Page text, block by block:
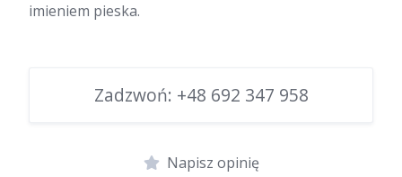
imieniem pieska.
Zadzwoń: +48 692 347 958
Napisz opinię